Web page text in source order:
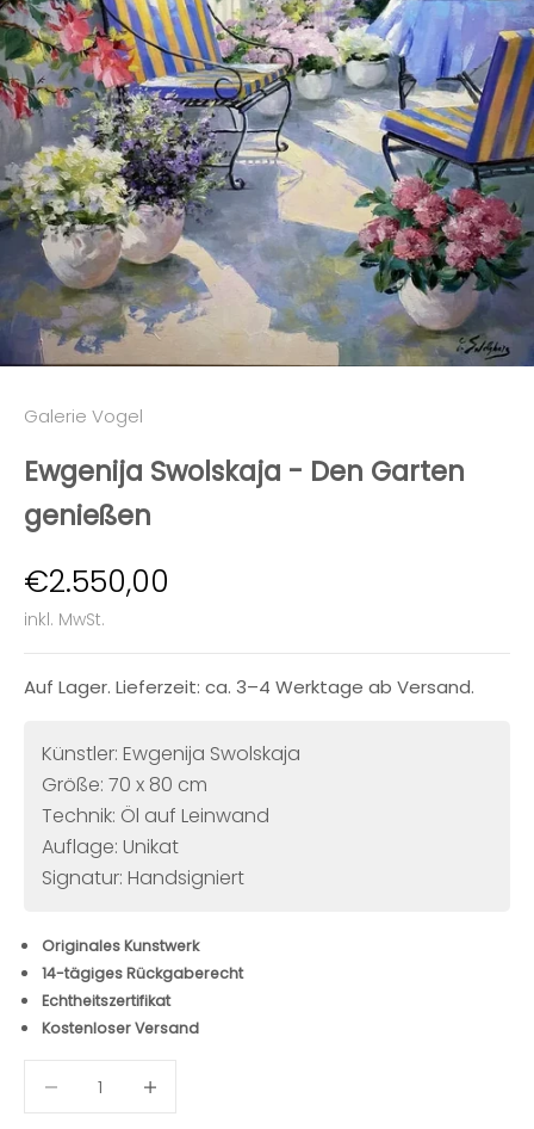
Galerie Vogel
Ewgenija Swolskaja - Den Garten
genießen
Angebot
€2.550,00
inkl. MwSt.
Auf Lager. Lieferzeit: ca. 3–4 Werktage ab Versand.
Künstler: Ewgenija Swolskaja
Größe: 70 x 80 cm
Technik: Öl auf Leinwand
Auflage: Unikat
Signatur: Handsigniert
Originales Kunstwerk
14-tägiges Rückgaberecht
Echtheitszertifikat
Kostenloser Versand